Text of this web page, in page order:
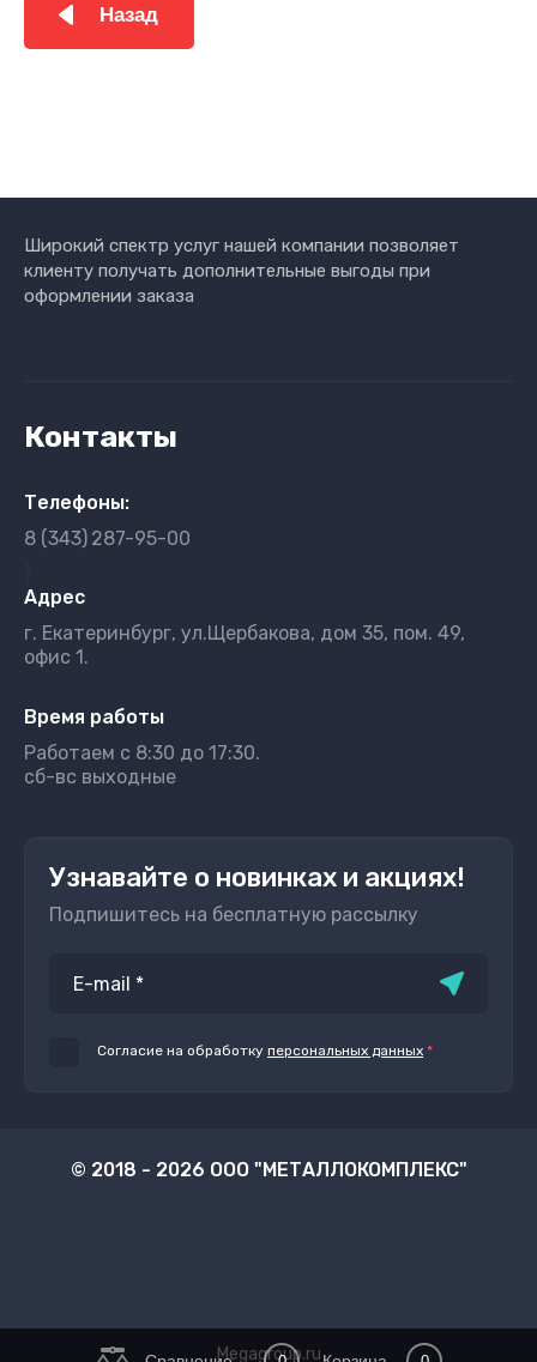
Назад
Широкий спектр услуг нашей компании позволяет
клиенту получать дополнительные выгоды при
оформлении заказа
Контакты
Телефоны:
8 (343) 287-95-00
Адрес
г. Екатеринбург, ул.Щербакова, дом 35, пом. 49,
офис 1.
Время работы
Работаем с 8:30 до 17:30.
сб-вс выходные
Узнавайте о новинках и акциях!
Подпишитесь на бесплатную рассылку
Согласие на обработку персональных данных *
© 2018 - 2026 ООО "МЕТАЛЛОКОМПЛЕКС"
Megagroup.ru